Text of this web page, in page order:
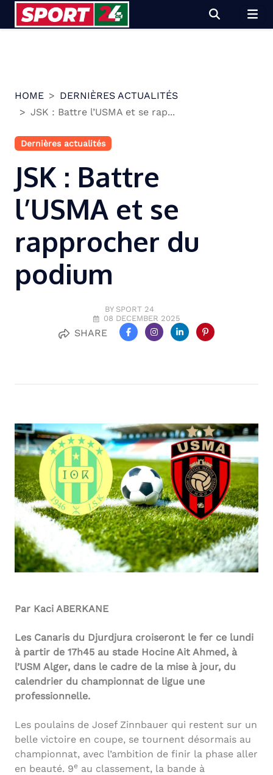
HOME
DERNIÈRES ACTUALITÉS
JSK : Battre l’USMA et se rap...
Dernières actualités
JSK : Battre
l’USMA et se
rapprocher du
podium
BY SPORT 24
08 DECEMBER 2025
SHARE
Par Kaci ABERKANE
Les Canaris du Djurdjura croiseront le fer ce lundi
à partir de 17h45 au stade Hocine Ait Ahmed, à
l’USM Alger, dans le cadre de la mise à jour, du
calendrier du championnat de ligue une
professionnelle.
Les poulains de Josef Zinnbauer qui restent sur un
belle victoire en coupe, se tournent désormais au
championnat, avec l’ambition de finir la phase aller
en beauté. 9e au classement, la bande à